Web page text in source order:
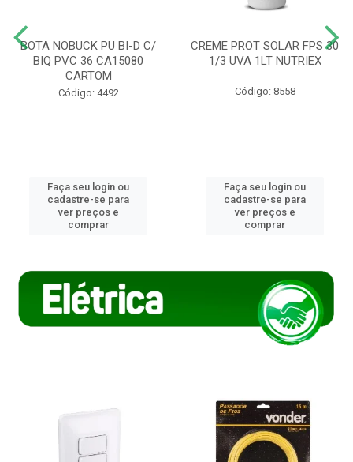
BOTA NOBUCK PU BI-D C/
BIQ PVC 36 CA15080
CARTOM
Código: 4492
Faça seu login ou
cadastre-se para
ver preços e
comprar
CREME PROT SOLAR FPS 30
1/3 UVA 1LT NUTRIEX
Código: 8558
Faça seu login ou
cadastre-se para
ver preços e
comprar